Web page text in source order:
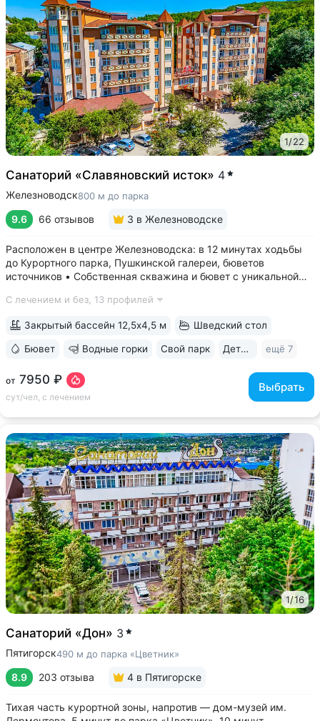
1/22
Санаторий «Славяновский исток» 4
Железноводск800 м до парка
9.6 66 отзывов 3 в Железноводске
Расположен в центре Железноводска: в 12 минутах ходьбы
до Курортного парка, Пушкинской галереи, бюветов
источников • Собственная скважина и бювет с уникальной
только здесь. Источник № 61 ессентукского типа показан для
С лечением и без, 13 профилей
от 7950 ₽
сут/чел, с лечением
Выбрать
Закрытый бассейн 12,5х4,5 м Шведский стол
Бювет Водные горки Свой парк Дети с 0 лет ещё 7
1/16
Санаторий «Дон» 3
Пятигорск490 м до парка «Цветник»
8.9 203 отзыва 4 в Пятигорске
Тихая часть курортной зоны, напротив — дом-музей им.